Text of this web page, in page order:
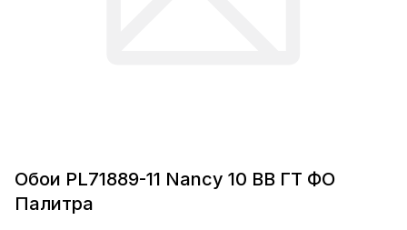
Обои PL71889-11 Nancy 10 ВВ ГТ ФО
Палитра